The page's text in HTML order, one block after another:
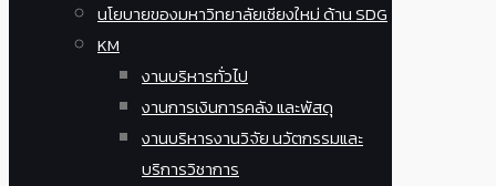
นโยบายของมหาวิทยาลัยเชียงใหม่ ด้าน SDG
KM
งานบริหารทั่วไป
งานการเงินการคลัง และพัสดุ
งานบริหารงานวิจัย นวัตกรรมและ
บริการวิชาการ